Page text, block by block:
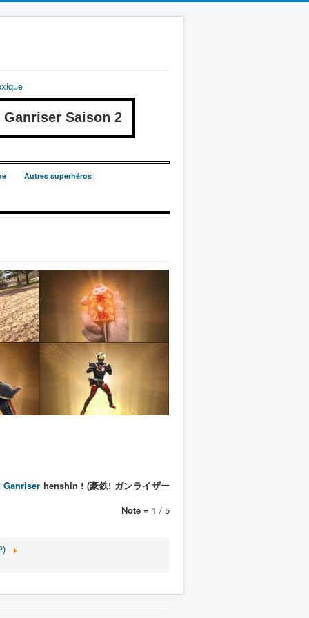
Ganriser Saison 2
Autres superhéros
Ganriser henshin ! (豪鉄! ガンライザー
Note = 1 / 5